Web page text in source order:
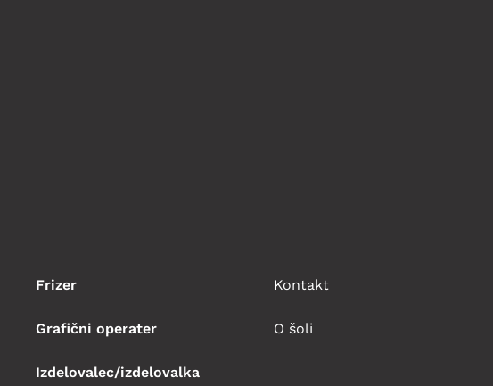
Frizer
Grafični operater
Izdelovalec/izdelovalka
Kontakt
O šoli